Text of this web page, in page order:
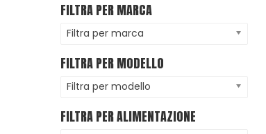
FILTRA PER MARCA
Filtra per marca
FILTRA PER MODELLO
Filtra per modello
FILTRA PER ALIMENTAZIONE